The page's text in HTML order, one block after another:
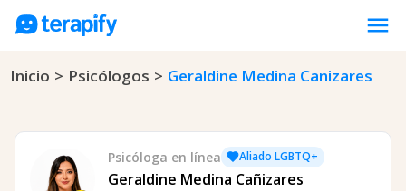
menu
Psicólogos en línea
Opiniones
Empresas
Inicio > Psicólogos > Geraldine Medina Canizares
Psicóloga en línea Aliado LGBTQ+
Geraldine Medina Cañizares